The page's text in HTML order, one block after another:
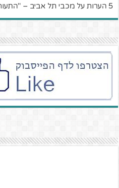
5 הערות על מכבי תל אביב – "התעוררות"